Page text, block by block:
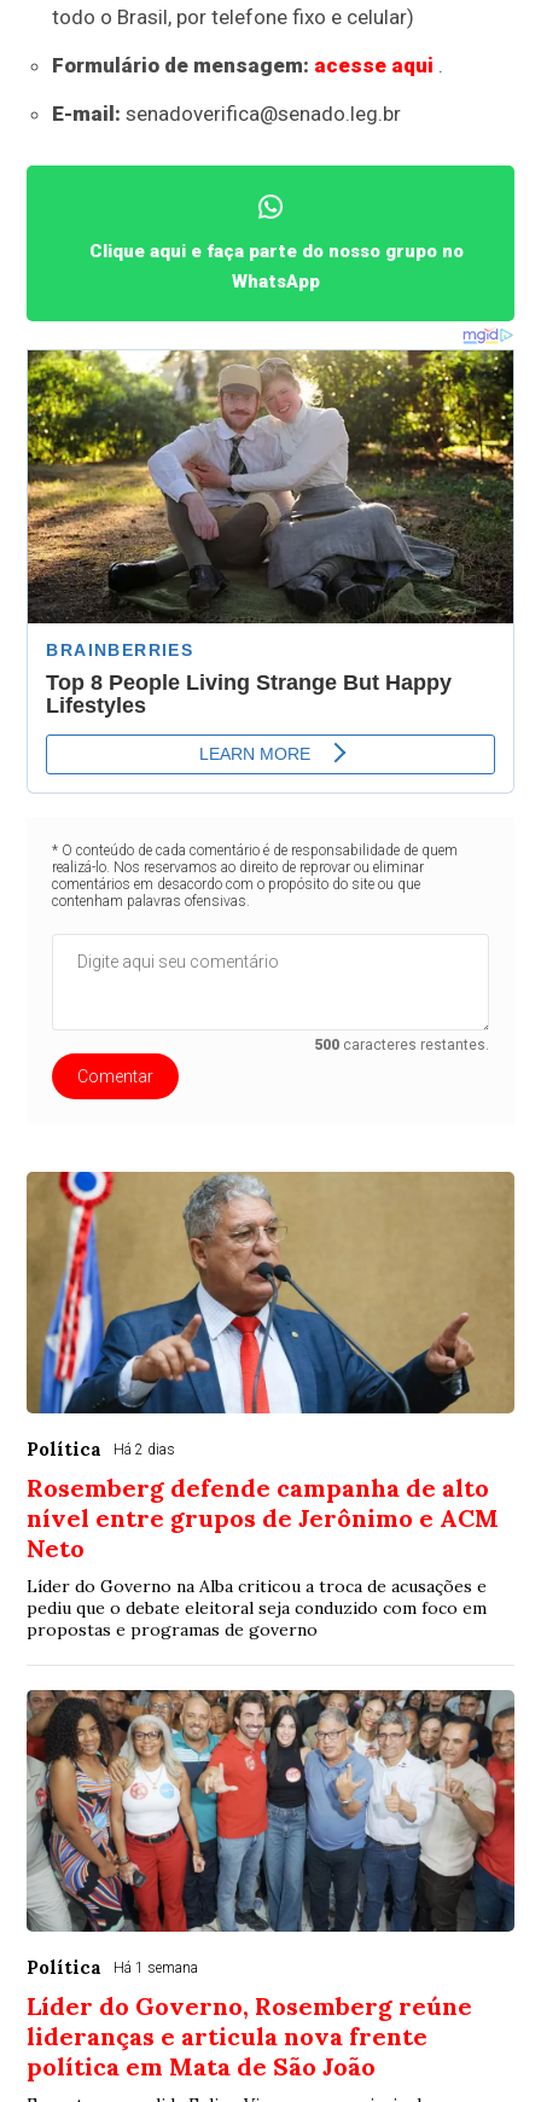
todo o Brasil, por telefone fixo e celular)
Formulário de mensagem: acesse aqui .
E-mail: senadoverifica@senado.leg.br
Clique aqui e faça parte do nosso grupo no
WhatsApp
* O conteúdo de cada comentário é de responsabilidade de quem
realizá-lo. Nos reservamos ao direito de reprovar ou eliminar
comentários em desacordo com o propósito do site ou que
contenham palavras ofensivas.
500 caracteres restantes.
Comentar
Política Há 2 dias
Rosemberg defende campanha de alto
nível entre grupos de Jerônimo e ACM
Neto
Líder do Governo na Alba criticou a troca de acusações e
pediu que o debate eleitoral seja conduzido com foco em
propostas e programas de governo
Política Há 1 semana
Líder do Governo, Rosemberg reúne
lideranças e articula nova frente
política em Mata de São João